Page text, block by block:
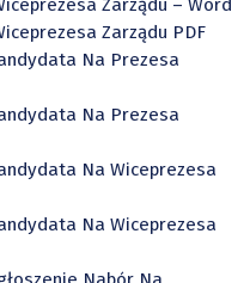
Zarządu PDF
Na Prezesa
Na Prezesa
Na Wiceprezesa
Na Wiceprezesa